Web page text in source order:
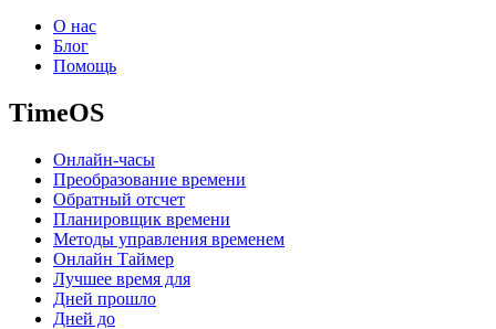
О нас
Блог
Помощь
TimeOS
Онлайн-часы
Преобразование времени
Обратный отсчет
Планировщик времени
Методы управления временем
Онлайн Таймер
Лучшее время для
Дней прошло
Дней до